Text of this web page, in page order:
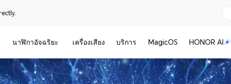
นาฬิกาอัจฉริยะ เครื่องเสียง บริการ MagicOS HONOR AI